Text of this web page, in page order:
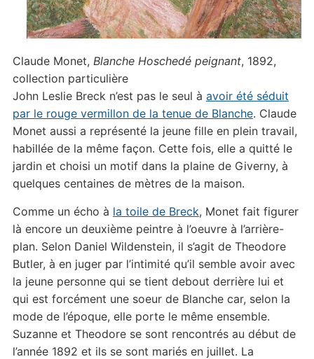
Claude Monet, Blanche Hoschedé peignant, 1892,
collection particulière
John Leslie Breck n’est pas le seul à avoir été séduit
par le rouge vermillon de la tenue de Blanche. Claude
Monet aussi a représenté la jeune fille en plein travail,
habillée de la même façon. Cette fois, elle a quitté le
jardin et choisi un motif dans la plaine de Giverny, à
quelques centaines de mètres de la maison.
Comme un écho à la toile de Breck, Monet fait figurer
là encore un deuxième peintre à l’oeuvre à l’arrière-
plan. Selon Daniel Wildenstein, il s’agit de Theodore
Butler, à en juger par l’intimité qu’il semble avoir avec
la jeune personne qui se tient debout derrière lui et
qui est forcément une soeur de Blanche car, selon la
mode de l’époque, elle porte le même ensemble.
Suzanne et Theodore se sont rencontrés au début de
l’année 1892 et ils se sont mariés en juillet. La